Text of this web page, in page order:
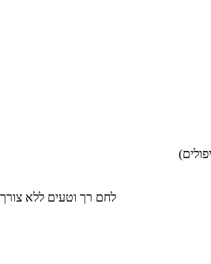
לחם רך וטעים ללא צורך בלישה